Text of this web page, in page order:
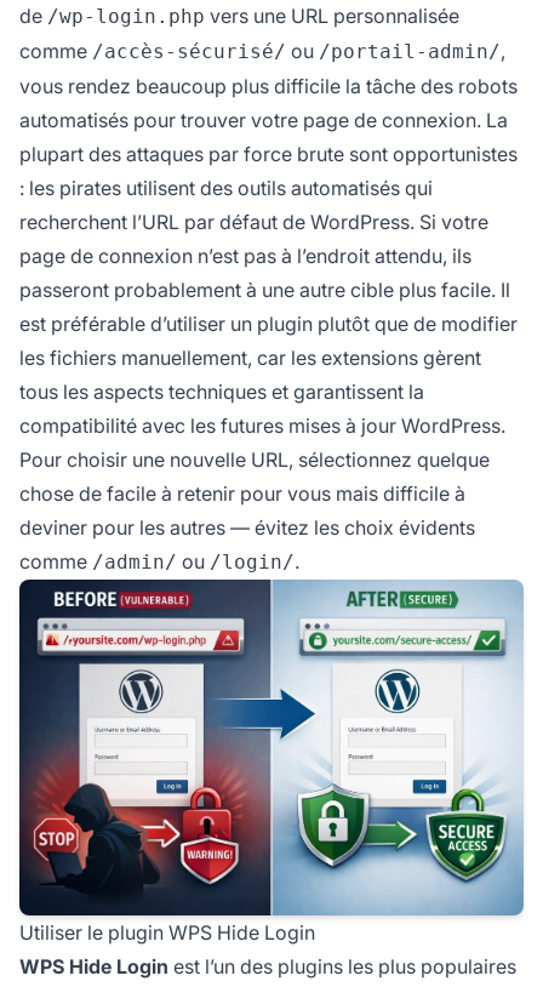
de /wp-login.php vers une URL personnalisée
comme /accès-sécurisé/ ou /portail-admin/,
vous rendez beaucoup plus difficile la tâche des robots
automatisés pour trouver votre page de connexion. La
plupart des attaques par force brute sont opportunistes
: les pirates utilisent des outils automatisés qui
recherchent l’URL par défaut de WordPress. Si votre
page de connexion n’est pas à l’endroit attendu, ils
passeront probablement à une autre cible plus facile. Il
est préférable d’utiliser un plugin plutôt que de modifier
les fichiers manuellement, car les extensions gèrent
tous les aspects techniques et garantissent la
compatibilité avec les futures mises à jour WordPress.
Pour choisir une nouvelle URL, sélectionnez quelque
chose de facile à retenir pour vous mais difficile à
deviner pour les autres — évitez les choix évidents
comme /admin/ ou /login/.
Utiliser le plugin WPS Hide Login
WPS Hide Login est l’un des plugins les plus populaires